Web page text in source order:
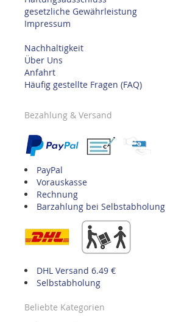
gesetzliche Gewährleistung
Impressum
Nachhaltigkeit
Über Uns
Anfahrt
Häufig gestellte Fragen (FAQ)
Bezahlung & Versand
PayPal
Vorauskasse
Rechnung
Barzahlung bei Selbstabholung
DHL Versand 6.49 €
Selbstabholung
Beliebte Kategorien